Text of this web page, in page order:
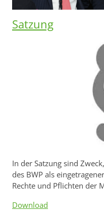
Satzung
In der Satzung sind
des BWP als
Rechte und Pflichten der
Download